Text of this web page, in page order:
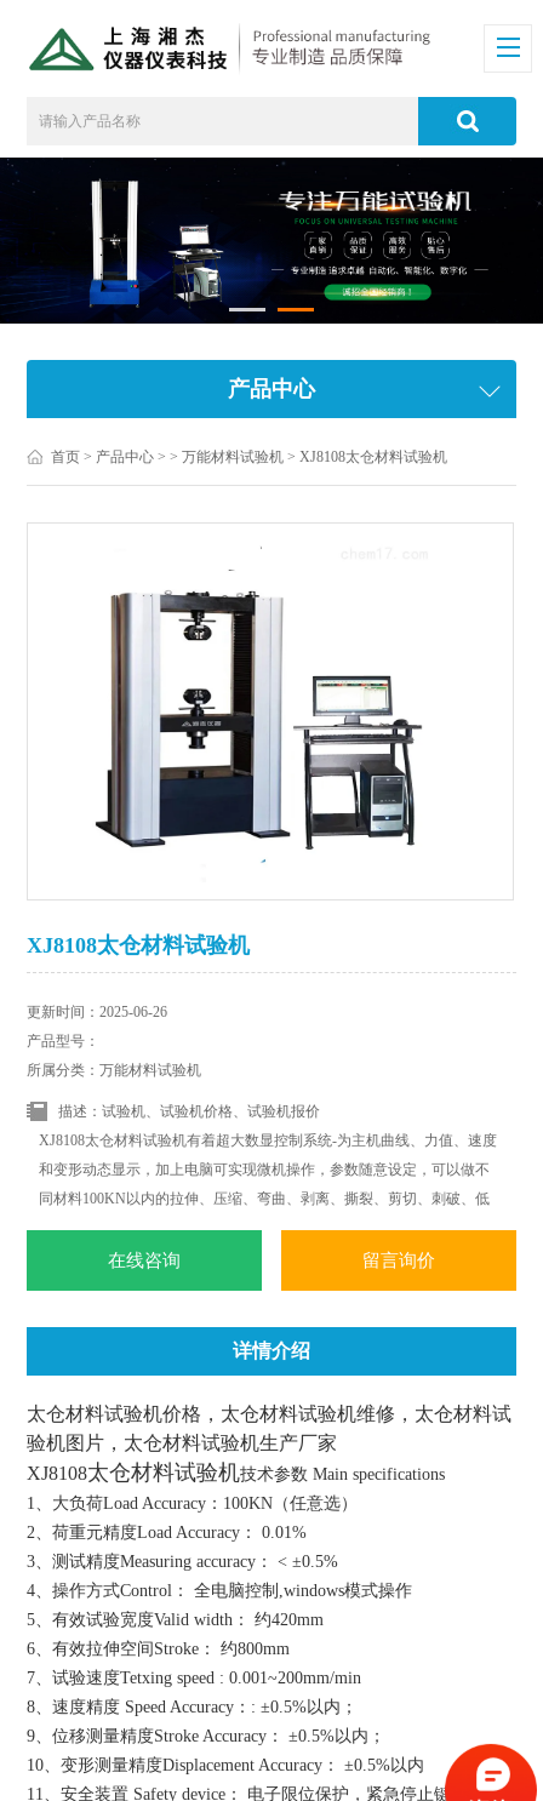
产品中心
首页 > 产品中心 > >万能材料试验机 > XJ8108太仓材料试验机
XJ8108太仓材料试验机
更新时间：2025-06-26
产品型号：
所属分类：万能材料试验机
描述：试验机、试验机价格、试验机报价
XJ8108太仓材料试验机有着超大数显控制系统-为主机曲线、力值、速度
和变形动态显示，加上电脑可实现微机操作，参数随意设定，可以做不
同材料100KN以内的拉伸、压缩、弯曲、剥离、撕裂、剪切、刺破、低
调疲劳等多项力学试验.可根据标准ISO.JIS.ASTM.DIN等标准和国外标准
进行试验和提供数据.
在线咨询 留言询价
详情介绍
太仓材料试验机价格，太仓材料试验机维修，太仓材料试
验机图片，太仓材料试验机生产厂家
XJ8108太仓材料试验机技术参数 Main specifications
1、大负荷Load Accuracy：100KN（任意选）
2、荷重元精度Load Accuracy： 0.01%
3、测试精度Measuring accuracy： < ±0.5%
4、操作方式Control： 全电脑控制,windows模式操作
5、有效试验宽度Valid width： 约420mm
6、有效拉伸空间Stroke： 约800mm
7、试验速度Tetxing speed : 0.001~200mm/min
8、速度精度 Speed Accuracy：: ±0.5%以内；
9、位移测量精度Stroke Accuracy： ±0.5%以内；
10、变形测量精度Displacement Accuracy： ±0.5%以内
11、安全装置 Safety device： 电子限位保护，紧急停止键